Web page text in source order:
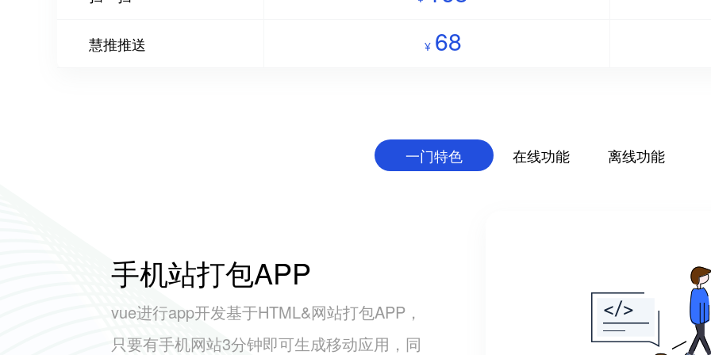
慧推推送 ¥ 68
一门特色 在线功能 离线功能
手机站打包APP
vue进行app开发基于HTML&网站打包APP，
只要有手机网站3分钟即可生成移动应用，同